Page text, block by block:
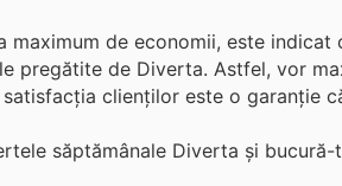
maximum de economii, este
pregătite de Diverta. Astfel, vor
clienților este o garanție
săptămânale Diverta și